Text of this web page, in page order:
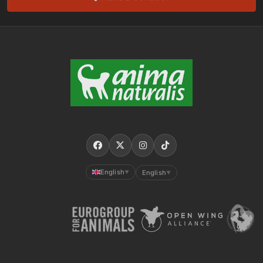
English ▼ English ▼